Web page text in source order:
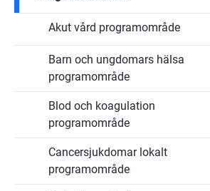
Akut vård programområde
Barn och ungdomars hälsa
programområde
Blod och koagulation
programområde
Cancersjukdomar lokalt
programområde